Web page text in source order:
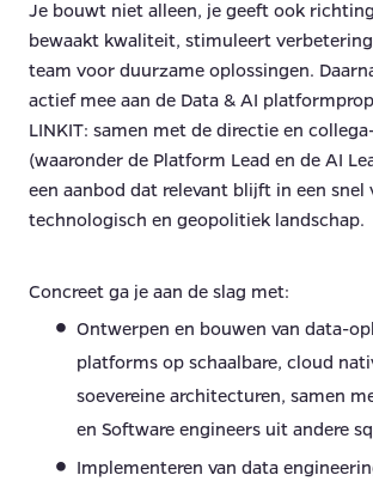
Je bouwt niet alleen, je geeft ook
bewaakt kwaliteit, stimuleert
team voor duurzame oplossingen.
actief mee aan de Data & AI
LINKIT: samen met de directie en
(waaronder de Platform Lead en de AI
een aanbod dat relevant blijft in een snel
technologisch en geopolitiek landschap.
Concreet ga je aan de slag met:
Ontwerpen en bouwen van data-
platforms op schaalbare, cloud
soevereine architecturen, samen
en Software engineers uit andere
Implementeren van data